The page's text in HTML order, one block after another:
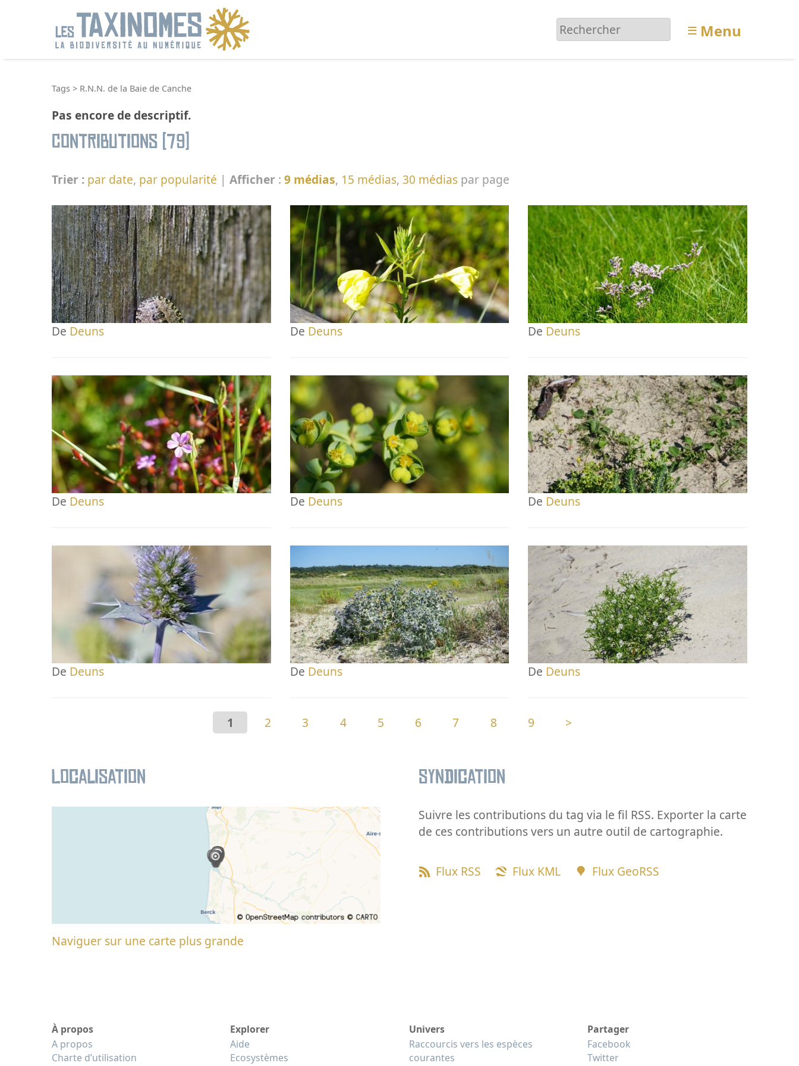
≡ Menu
Tags > R.N.N. de la Baie de Canche
Pas encore de descriptif.
Contributions (79)
Trier : par date, par popularité | Afficher : 9 médias, 15 médias, 30 médias par page
De Deuns De Deuns De Deuns
De Deuns De Deuns De Deuns
De Deuns De Deuns De Deuns
1 2 3 4 5 6 7 8 9 >
Localisation
Naviguer sur une carte plus grande
Syndication
Suivre les contributions du tag via le fil RSS. Exporter la carte
de ces contributions vers un autre outil de cartographie.
Flux RSS Flux KML Flux GeoRSS
À propos
A propos
Charte d’utilisation
Explorer
Aide
Ecosystèmes
Univers
Raccourcis vers les espèces
courantes
Partager
Facebook
Twitter